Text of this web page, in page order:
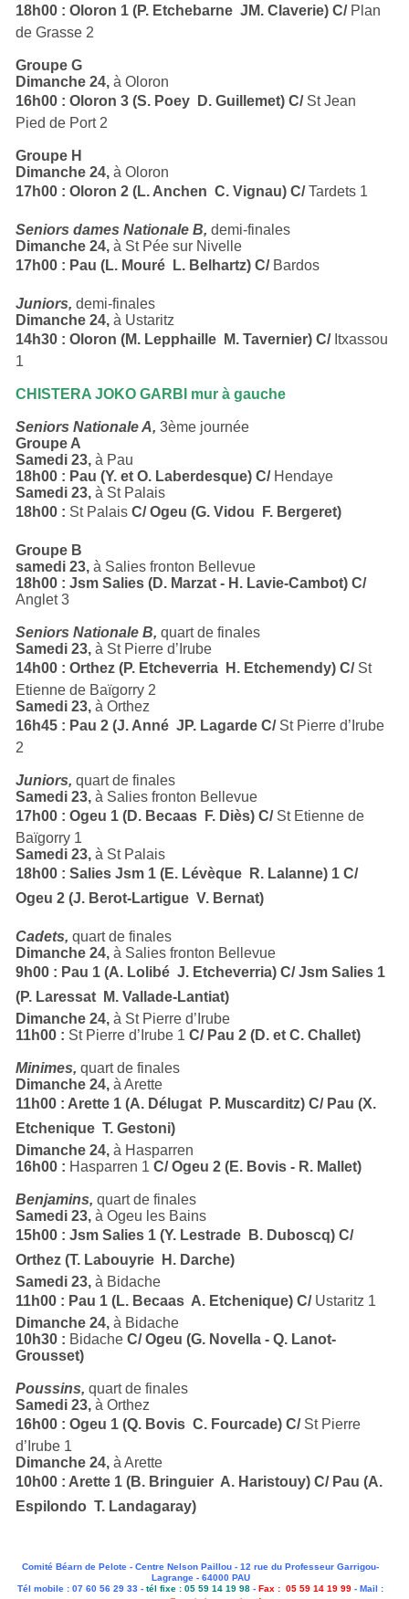
18h00 : Oloron 1 (P. Etchebarne  JM. Claverie) C/Plan
de Grasse 2
Groupe G
Dimanche 24,à Oloron
16h00 : Oloron 3 (S. Poey  D. Guillemet) C/ St Jean
Pied de Port 2
Groupe H
Dimanche 24, à Oloron
17h00 : Oloron 2 (L. Anchen  C. Vignau) C/Tardets 1
Seniors dames Nationale B, demi-finales
Dimanche 24, à St Pée sur Nivelle
17h00 : Pau (L. Mouré  L. Belhartz) C/Bardos
Juniors,demi-finales
Dimanche 24, à Ustaritz
14h30 : Oloron (M. Lepphaille  M. Tavernier) C/Itxassou
1
CHISTERA JOKO GARBI mur à gauche
Seniors Nationale A, 3ème journée
Groupe A
Samedi 23, à Pau
18h00 : Pau (Y. et O. Laberdesque) C/Hendaye
Samedi 23, à St Palais
18h00 : St Palais C/ Ogeu (G. Vidou  F. Bergeret)
Groupe B
samedi 23,à Salies fronton Bellevue
18h00 : Jsm Salies (D. Marzat - H. Lavie-Cambot) C/
Anglet 3
Seniors Nationale B, quart de finales
Samedi 23, à St Pierre d’Irube
14h00 : Orthez (P. Etcheverria  H. Etchemendy) C/ St
Etienne de Baïgorry 2
Samedi 23, à Orthez
16h45 : Pau 2 (J. Anné  JP. Lagarde C/St Pierre d’Irube
2
Juniors,quart de finales
Samedi 23,à Salies fronton Bellevue
17h00 : Ogeu 1 (D. Becaas  F. Diès) C/St Etienne de
Baïgorry 1
Samedi 23, à St Palais
18h00 : Salies Jsm 1 (E. Lévèque  R. Lalanne) 1 C/
Ogeu 2 (J. Berot-Lartigue  V. Bernat)
Cadets, quart de finales
Dimanche 24,à Salies fronton Bellevue
9h00 : Pau 1 (A. Lolibé  J. Etcheverria) C/ Jsm Salies 1
(P. Laressat  M. Vallade-Lantiat)
Dimanche 24, à St Pierre d’Irube
11h00 : St Pierre d’Irube 1 C/ Pau 2 (D. et C. Challet)
Minimes,quart de finales
Dimanche 24, à Arette
11h00 : Arette 1 (A. Délugat  P. Muscarditz) C/ Pau (X.
Etchenique  T. Gestoni)
Dimanche 24,à Hasparren
16h00 : Hasparren 1 C/ Ogeu 2 (E. Bovis - R. Mallet)
Benjamins,quart de finales
Samedi 23, à Ogeu les Bains
15h00 : Jsm Salies 1 (Y. Lestrade  B. Duboscq) C/
Orthez (T. Labouyrie  H. Darche)
Samedi 23, à Bidache
11h00 : Pau 1 (L. Becaas  A. Etchenique) C/Ustaritz 1
Dimanche 24, à Bidache
10h30 : BidacheC/ Ogeu (G. Novella - Q. Lanot-
Grousset)
Poussins, quart de finales
Samedi 23, à Orthez
16h00 : Ogeu 1 (Q. Bovis  C. Fourcade) C/St Pierre
d’Irube 1
Dimanche 24,à Arette
10h00 : Arette 1 (B. Bringuier  A. Haristouy) C/ Pau (A.
Espilondo  T. Landagaray)
Comité Béarn de Pelote - Centre Nelson Paillou - 12 rue du Professeur Garrigou-
Lagrange - 64000 PAU
Tél mobile : 07 60 56 29 33 - tél fixe : 05 59 14 19 98 - Fax : 05 59 14 19 99 - Mail :